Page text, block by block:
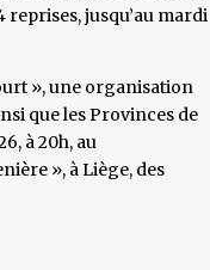
reprises, jusqu’au mardi
», une organisation
que les Provinces de
à 20h, au
», à Liège, des